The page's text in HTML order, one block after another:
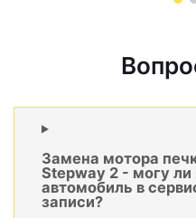
Замена мотора
Stepway 2 - могу ли
автомобиль в
записи?